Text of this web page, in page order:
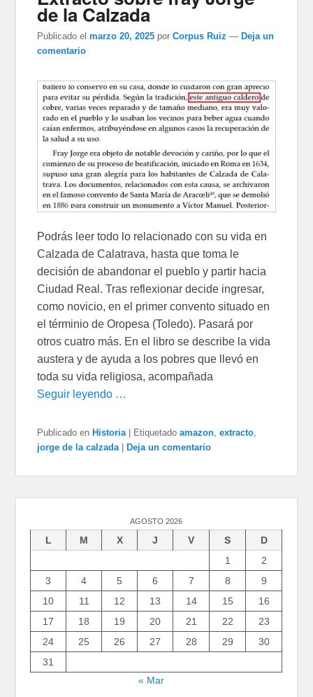
de la Calzada
Publicado el marzo 20, 2025 porCorpus Ruiz —Deja un
comentario
Podrás leer todo lo relacionado con su vida en
Calzada de Calatrava, hasta que toma le
decisión de abandonar el pueblo y partir hacia
Ciudad Real. Tras reflexionar decide ingresar,
como novicio, en el primer convento situado en
el términio de Oropesa (Toledo). Pasará por
otros cuatro más. En el libro se describe la vida
austera y de ayuda a los pobres que llevó en
toda su vida religiosa, acompañada
Seguir leyendo …
Publicado en Historia Etiquetado amazon ,extracto
jorge de la calzada
Deja un comentario
AGOSTO 2026
L M X J V S
D
1
2
3
4 5 6 7 8
9
10
11 12 13 14 15
16
17
18 19 20 21 22
23
24
25 26 27 28 29
30
31
« Mar